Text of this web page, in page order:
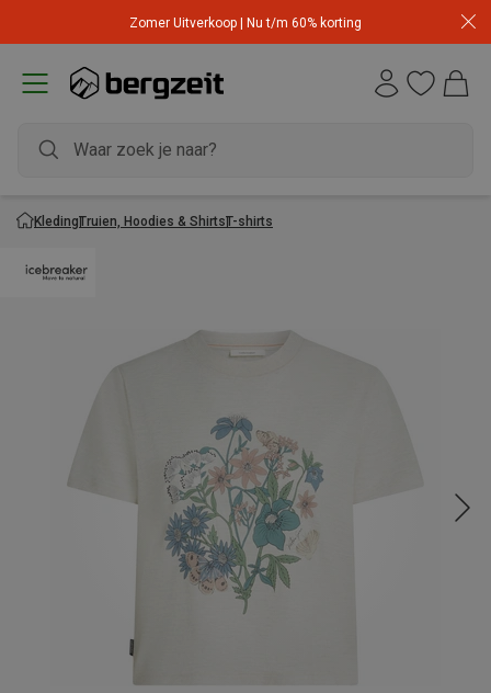
Zomer Uitverkoop | Nu t/m 60% korting
KledingTruien, Hoodies & ShirtsT-shirts